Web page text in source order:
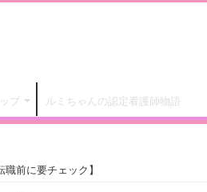
プ ルミちゃんの認定看護師物語
前に要チェック】